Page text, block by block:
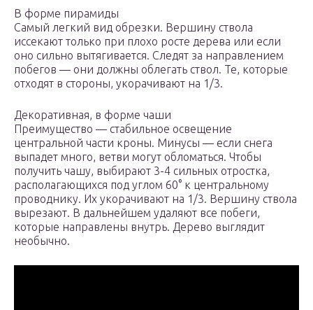
В форме пирамиды
Самый легкий вид обрезки. Вершину ствола
иссекают только при плохо росте дерева или если
оно сильно вытягивается. Следят за направлением
побегов — они должны облегать ствол. Те, которые
отходят в стороны, укорачивают на 1/3.
Декоративная, в форме чаши
Преимущество — стабильное освещение
центральной части кроны. Минусы — если снега
выпадет много, ветви могут обломаться. Чтобы
получить чашу, выбирают 3-4 сильных отростка,
располагающихся под углом 60° к центральному
проводнику. Их укорачивают на 1/3. Вершину ствола
вырезают. В дальнейшем удаляют все побеги,
которые направлены внутрь. Дерево выглядит
необычно.